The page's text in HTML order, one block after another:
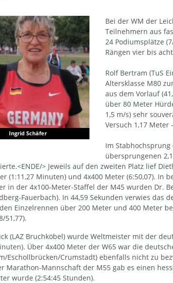
Ingrid Schäfer
Next
Bei der WM der
Teilnehmern aus
24 Podiumsplätze
Rängen vier bis
Rolf Bertram (TuS
Altersklasse M80
aus dem Vorlauf
über 80 Meter
1,5 m/s) sehr
Versuch 1,17
Im
übersprungenen
> Jeweils auf den zweiten Platz lief
(1:11,27 Minuten) und 4x400 Meter (6:50,07). In
in der 4x100-Meter-Staffel der M45 wurden Dr.
Fauerbach). In 44,59 Sekunden verwies
Einzelrennen über 200 Meter und 400 Meter
51,77).
(LAZ Bruchköbel) wurde Weltmeister mit der
Über 4x400 Meter der W65 war die
Eschollbrücken/Crumstadt) ebenfalls nicht zu
Marathon-Mannschaft der M55 gab es einen
wurde (2:54:45 Stunden).